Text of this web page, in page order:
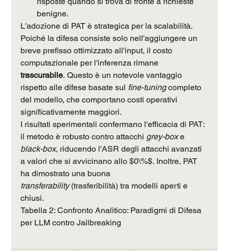
benigne.
L'adozione di PAT è strategica per la scalabilità.
Poiché la difesa consiste solo nell'aggiungere un
breve prefisso ottimizzato all'input, il costo
computazionale per l'inferenza rimane
trascurabile. Questo è un notevole vantaggio
rispetto alle difese basate sul fine-tuning completo
del modello, che comportano costi operativi
significativamente maggiori.
I risultati sperimentali confermano l'efficacia di PAT:
il metodo è robusto contro attacchi grey-box e
black-box, riducendo l'ASR degli attacchi avanzati
a valori che si avvicinano allo $0\%$. Inoltre, PAT
ha dimostrato una buona
transferability (trasferibilità) tra modelli aperti e
chiusi.
Tabella 2: Confronto Analitico: Paradigmi di Difesa
per LLM contro Jailbreaking